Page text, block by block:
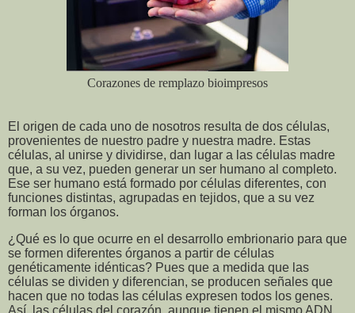
Corazones de remplazo bioimpresos
El origen de cada uno de nosotros resulta de dos células,
provenientes de nuestro padre y nuestra madre. Estas
células, al unirse y dividirse, dan lugar a las células madre
que, a su vez, pueden generar un ser humano al completo.
Ese ser humano está formado por células diferentes, con
funciones distintas, agrupadas en tejidos, que a su vez
forman los órganos.
¿Qué es lo que ocurre en el desarrollo embrionario para que
se formen diferentes órganos a partir de células
genéticamente idénticas? Pues que a medida que las
células se dividen y diferencian, se producen señales que
hacen que no todas las células expresen todos los genes.
Así, las células del corazón, aunque tienen el mismo ADN